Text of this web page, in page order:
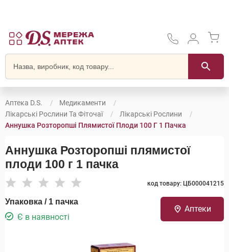
Аптека D.S.
Медикаменти
Лікарські Рослини Та Фіточаї
Лікарські Рослини
Аннушка Розторопші Плямистої Плоди 100 Г 1 Пачка
Аннушка Розторопші плямистої
плоди 100 г 1 пачка
код товару: ЦБ000041215
Упаковка / 1 пачка
Є в наявності
Аптеки